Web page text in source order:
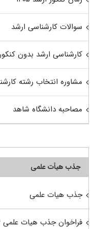
سوالات کارشناسی ارشد
کارشناسی ارشد بدون
مشاوره انتخاب رشته
مصاحبه دانشگاه شاهد
جذب هیأت علمی
جذب هیات علمی
فراخوان جذب هیات علمی ۱۴۰۴